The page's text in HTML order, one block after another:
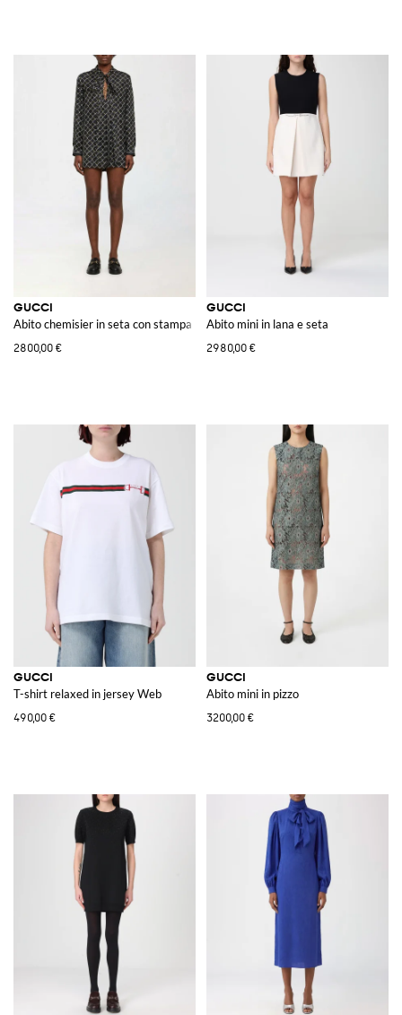
GUCCI
Abito chemisier in seta con stampa Horsebit
2800,00 €
GUCCI
Abito mini in lana e seta
2980,00 €
GUCCI
T-shirt relaxed in jersey Web
490,00 €
GUCCI
Abito mini in pizzo
3200,00 €